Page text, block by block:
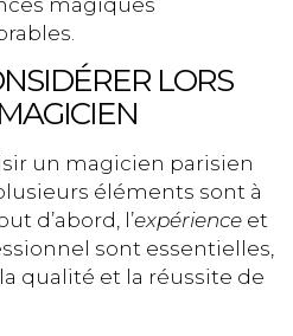
LORS
un magicien parisien
éléments sont à
d’abord, l’expérience et
sont essentielles,
qualité et la réussite de